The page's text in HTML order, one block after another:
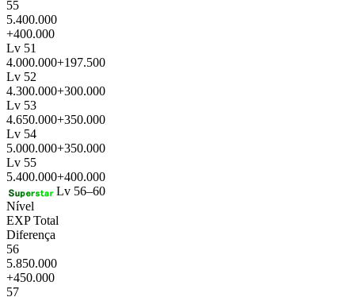
55
5.400.000
+400.000
Lv 51
4.000.000+197.500
Lv 52
4.300.000+300.000
Lv 53
4.650.000+350.000
Lv 54
5.000.000+350.000
Lv 55
5.400.000+400.000
Lv 56–60
Nível
EXP Total
Diferença
56
5.850.000
+450.000
57